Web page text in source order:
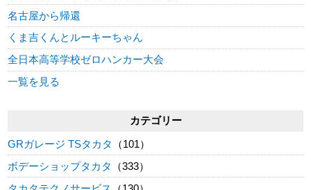
名古屋から帰還
くま吉くんとルーキーちゃん
全日本高等学校ゼロハンカー大会
一覧を見る
カテゴリー
GRガレージ TSタカタ
（101）
ボデーショップタカタ
（333）